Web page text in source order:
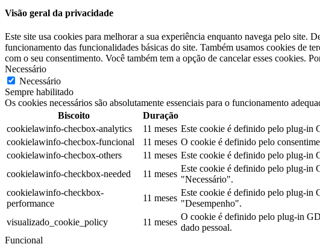
Visão geral da privacidade
Este site usa cookies para melhorar a sua experiência enquanto navega pelo site.
funcionamento das funcionalidades básicas do site. Também usamos cookies de
com o seu consentimento. Você também tem a opção de cancelar esses cookies.
Necessário
Necessário
Sempre habilitado
Os cookies necessários são absolutamente essenciais para o funcionamento
Biscoito
Duração
cookielawinfo-checbox-analytics
11 meses Este cookie é definido pelo plug-in
cookielawinfo-checbox-funcional
11 meses O cookie é definido pelo
cookielawinfo-checbox-others
11 meses Este cookie é definido pelo plug-in
cookielawinfo-checkbox-needed
11 meses
Este cookie é definido pelo plug-in
"Necessário".
cookielawinfo-checkbox-
performance
11 meses
Este cookie é definido pelo plug-in
"Desempenho".
visualizado_cookie_policy
11 meses
O cookie é definido pelo plug-in
dado pessoal.
Funcional